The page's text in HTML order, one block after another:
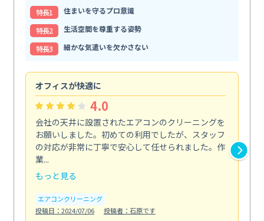
特⻑1
住まいを守るプロ意識
特⻑2
生活空間を尊重する姿勢
特⻑3
細かな気遣いを欠かさない
オフィスが快適に
4.0
会社の天井に設置されたエアコンのクリーニングを
お願いしました。初めての利用でしたが、スタッフ
の対応が非常に丁寧で安心して任せられました。作
業...
もっと見る
エアコンクリーニング
投稿日：2024/07/06
投稿者：石原です